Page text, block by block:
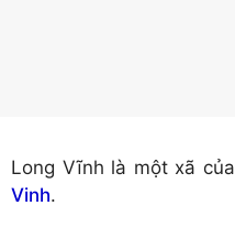
Long Vĩnh là một xã của
Vinh.